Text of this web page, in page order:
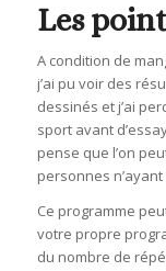
Les
A condition de
j’ai pu voir des
dessinés et j’ai
sport avant
pense que l’on
personnes
Ce programme
votre propre
du nombre de